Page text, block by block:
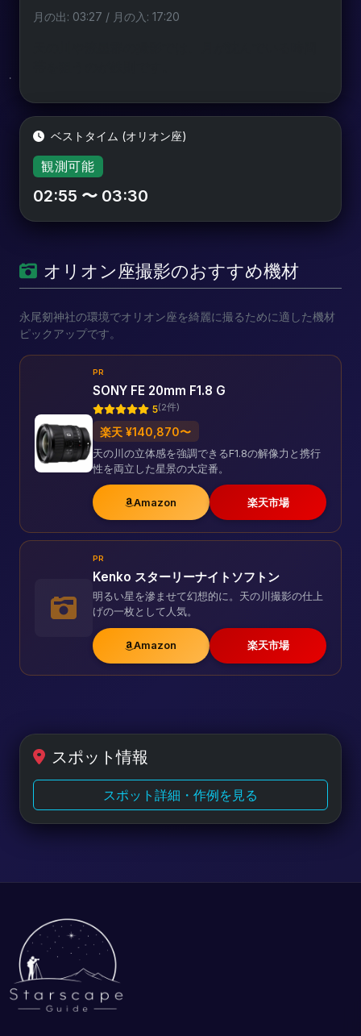
月の出: 03:27 / 月の入: 17:20
ベストタイム (オリオン座)
観測可能
02:55 〜 03:30
オリオン座撮影のおすすめ機材
永尾剱神社の環境でオリオン座を綺麗に撮るために適した機材
ピックアップです。
PR
SONY FE 20mm F1.8 G
5(2件)
楽天 ¥140,870〜
天の川の立体感を強調できるF1.8の解像力と携行
性を両立した星景の大定番。
Amazon 楽天市場
PR
Kenko スターリーナイトソフトン
明るい星を滲ませて幻想的に。天の川撮影の仕上
げの一枚として人気。
Amazon 楽天市場
スポット情報
スポット詳細・作例を見る